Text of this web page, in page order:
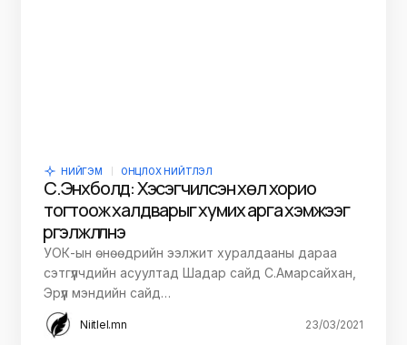
НИЙГЭМ ОНЦЛОХ НИЙТЛЭЛ
С.Энхболд: Хэсэгчилсэн хөл хорио
тогтоож халдварыг хумих арга хэмжээг
үргэлжлүүлнэ
УОК-ын өнөөдрийн ээлжит хуралдааны дараа
сэтгүүлчдийн асуултад Шадар сайд С.Амарсайхан,
Эрүүл мэндийн сайд…
Niitlel.mn 23/03/2021